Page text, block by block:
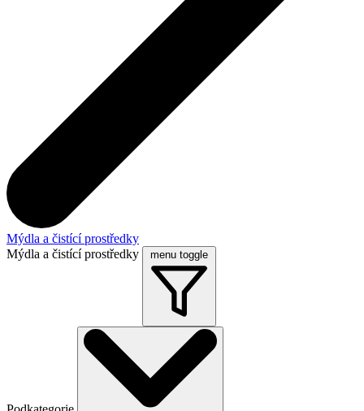
Mýdla a čistící prostředky
Mýdla a čistící prostředky
menu toggle